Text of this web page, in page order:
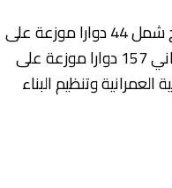
يذكر أن الشطر الأول من هذا البرنامج شمل 44 دوارا موزعة على
13 جماعة ترابية، فيما يهم الشطر الثاني 157 دوارا موزعة على
العمرانية وتنظيم البناء